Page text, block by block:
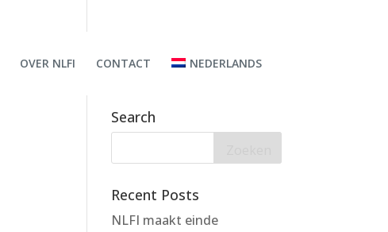
OVER NLFI CONTACT NEDERLANDS
Search
Recent Posts
NLFI maakt einde